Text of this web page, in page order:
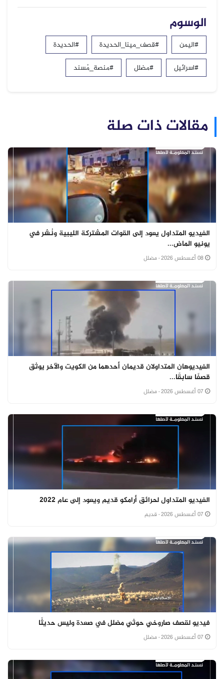
الوسوم
#اليمن #قصف_مينا_الحديدة
#الحديدة
#اسرائيل
#مضلل #منصة_مُسند
مقالات ذات صلة
الفيديو المتداول يعود إلى القوات المشتركة الليبية ونُشر في
يونيو الماض...
· مضلل
الفيديوهان المتداولان قديمان أحدهما من الكويت والآخر يوثق
قصفًا سابقًا...
· مضلل
الفيديو المتداول لحرائق أرامكو قديم ويعود إلى عام 2022
· قديم
فيديو لقصف صاروخي حوثي مضلل في صعدة وليس حديثًا
· مضلل